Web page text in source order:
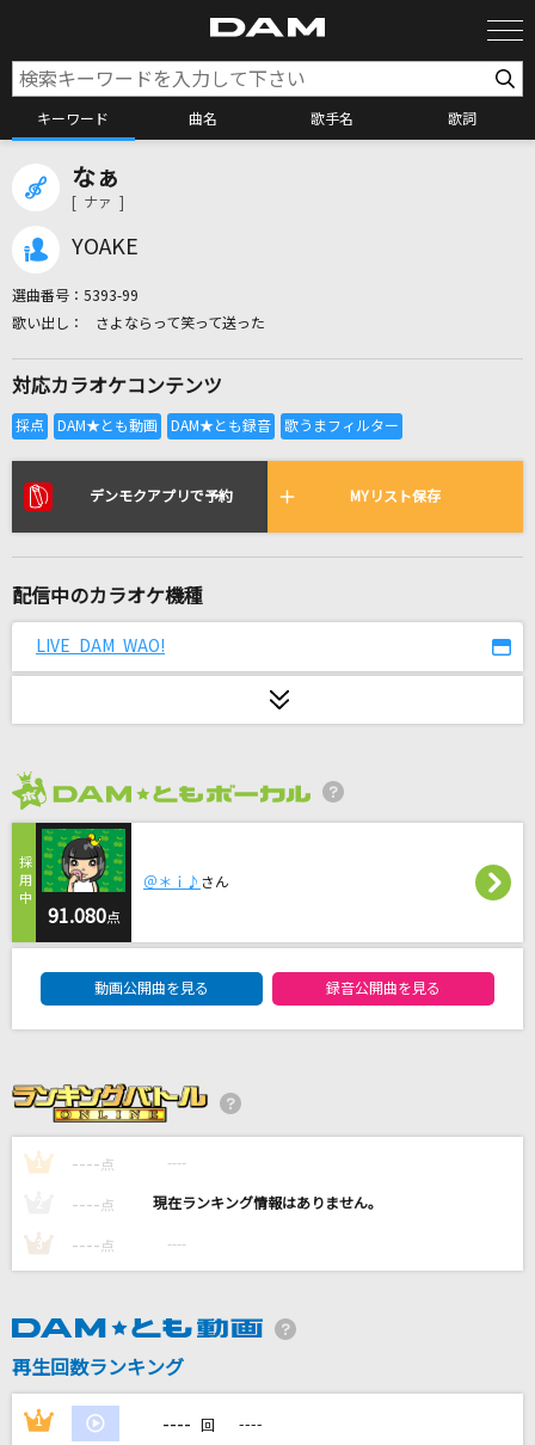
キーワード 曲名 歌手名 歌詞
全国りれき
リアルタイムで歌われている曲の一覧
勇気100%
秒針を噛む
AAA(トリプル・エー)
籠の中に鳥
[生音]ブルーアンバー
back number
チラチLOVE
M!LK
ルル
Tranquility
MELODY
優木せつ菜(楠木ともり)
なぁ
[ ナァ ]
YOAKE
選曲番号： 5393-99
さよならって笑って送った
対応カラオケコンテンツ
デンモクアプリで予約 MYリスト保存
配信中のカラオケ機種
LIVE DAM WAO!
91.080点
＠＊ｉ♪ さん
動画公開曲を見る 録音公開曲を見る
1 ---- 点 ----
---- 点 ----
3 ---- 点 ----
再生回数ランキング
1 ---- 回 ----